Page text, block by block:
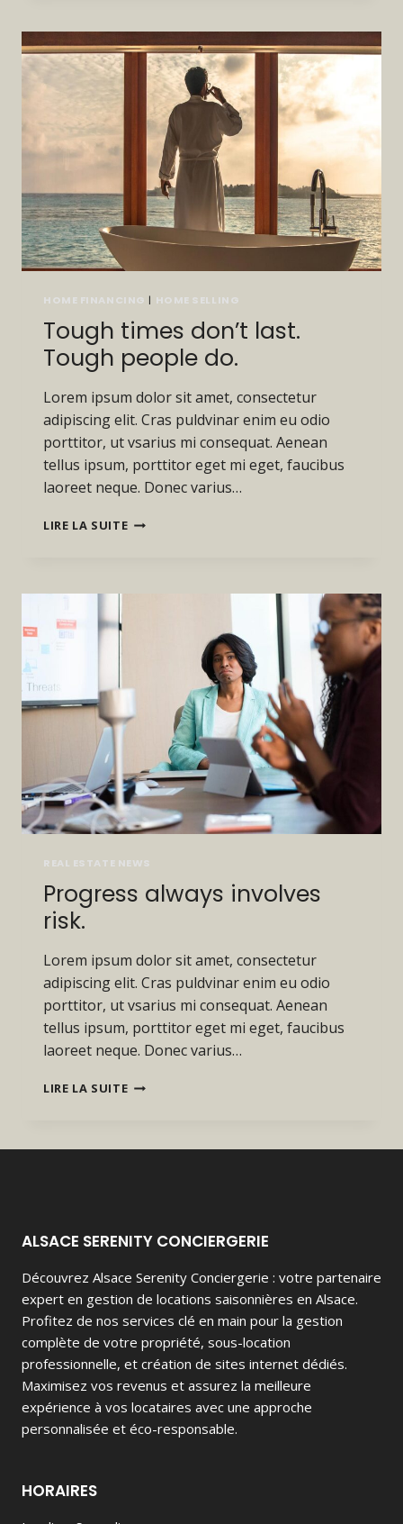
YOU’RE
HALFWAY
THERE.
HOME FINANCING | HOME SELLING
Tough times don’t last.
Tough people do.
Lorem ipsum dolor sit amet, consectetur
adipiscing elit. Cras puldvinar enim eu odio
porttitor, ut vsarius mi consequat. Aenean
tellus ipsum, porttitor eget mi eget, faucibus
laoreet neque. Donec varius…
LIRE LA SUITETOUGH
REAL ESTATE NEWS
Progress always involves
risk.
Lorem ipsum dolor sit amet, consectetur
adipiscing elit. Cras puldvinar enim eu odio
porttitor, ut vsarius mi consequat. Aenean
tellus ipsum, porttitor eget mi eget, faucibus
laoreet neque. Donec varius…
LIRE LA SUITEPROGRESS
ALSACE SERENITY CONCIERGERIE
Découvrez Alsace Serenity Conciergerie : votre partenaire
expert en gestion de locations saisonnières en Alsace.
Profitez de nos services clé en main pour la gestion
complète de votre propriété, sous-location
professionnelle, et création de sites internet dédiés.
Maximisez vos revenus et assurez la meilleure
expérience à vos locataires avec une approche
personnalisée et éco-responsable.
HORAIRES